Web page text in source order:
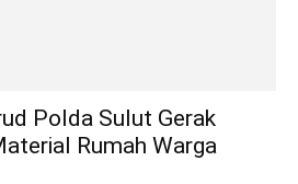
Polda Sulut Gerak
Rumah Warga